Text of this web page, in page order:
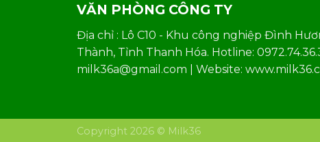
VĂN PHÒNG CÔNG TY
Địa chỉ : Lô C10 - Khu công nghiệp Đình
Thành, Tỉnh Thanh Hóa. Hotline:
milk36a@gmail.com | Website:
Copyright 2026 © Milk36